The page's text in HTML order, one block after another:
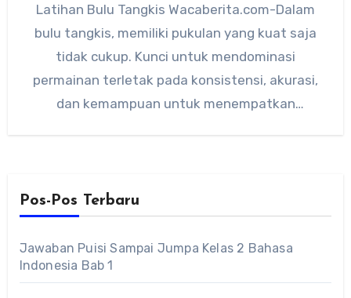
Latihan Bulu Tangkis Wacaberita.com-Dalam
bulu tangkis, memiliki pukulan yang kuat saja
tidak cukup. Kunci untuk mendominasi
permainan terletak pada konsistensi, akurasi,
dan kemampuan untuk menempatkan
Pos-Pos Terbaru
Jawaban Puisi Sampai Jumpa Kelas 2 Bahasa
Indonesia Bab 1